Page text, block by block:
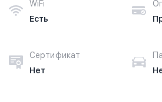
WiFi
Есть
Сертификат
Нет